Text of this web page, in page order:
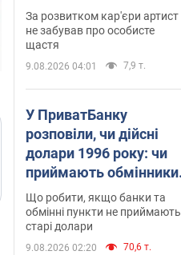
який вигляд вони
мають
За розвитком кар'єри артист
не забував про особисте
щастя
9.08.2026 04:01 7,9 т.
У ПриватБанку
розповіли, чи дійсні
долари 1996 року: чи
приймають обмінники
та банки такі купюри
Що робити, якщо банки та
обмінні пункти не приймають
старі долари
9.08.2026 02:20 70,6 т.